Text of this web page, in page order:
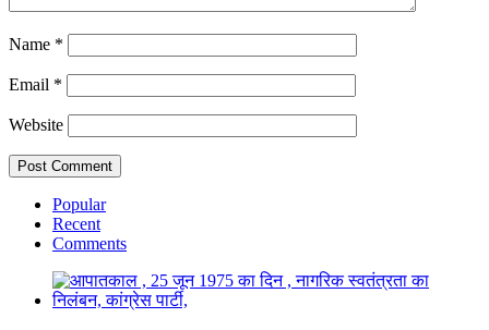
Name *
Email *
Website
Popular
Recent
Comments